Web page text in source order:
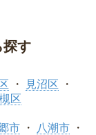
探す
見沼区
区
市
八潮市